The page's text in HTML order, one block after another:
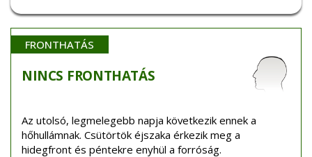
FRONTHATÁS
NINCS FRONTHATÁS
Az utolsó, legmelegebb napja következik ennek a
hőhullámnak. Csütörtök éjszaka érkezik meg a
hidegfront és péntekre enyhül a forróság.